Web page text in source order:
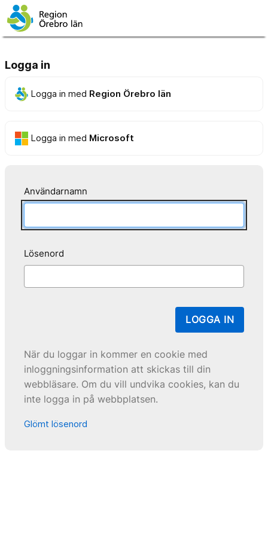
Logga in
Logga in med Region Örebro län
Logga in med Microsoft
Användarnamn
Lösenord
LOGGA IN
När du loggar in kommer en cookie med
inloggningsinformation att skickas till din
webbläsare. Om du vill undvika cookies, kan du
inte logga in på webbplatsen.
Glömt lösenord